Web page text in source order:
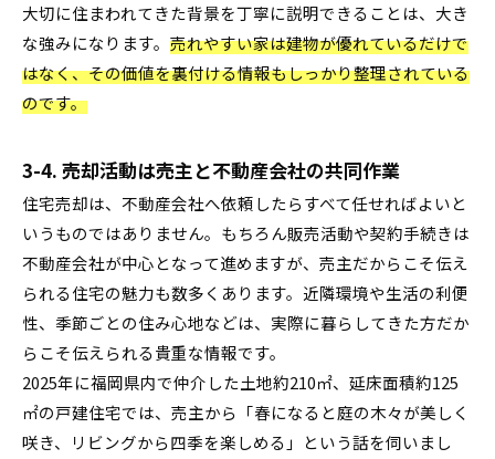
大切に住まわれてきた背景を丁寧に説明できることは、大き
な強みになります。 売れやすい家は建物が優れているだけで
はなく、その価値を裏付ける情報もしっかり整理されている
のです。
3-4. 売却活動は売主と不動産会社の共同作業
住宅売却は、不動産会社へ依頼したらすべて任せればよいと
いうものではありません。もちろん販売活動や契約手続きは
不動産会社が中心となって進めますが、売主だからこそ伝え
られる住宅の魅力も数多くあります。近隣環境や生活の利便
性、季節ごとの住み心地などは、実際に暮らしてきた方だか
らこそ伝えられる貴重な情報です。
2025年に福岡県内で仲介した土地約210㎡、延床面積約125
㎡の戸建住宅では、売主から「春になると庭の木々が美しく
咲き、リビングから四季を楽しめる」という話を伺いまし